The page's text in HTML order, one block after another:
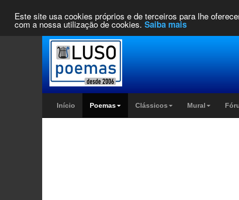
Este site usa cookies próprios e de terceiros para lhe
com a nossa utilização de cookies. Saiba mais
Início Poemas Clássicos Mural